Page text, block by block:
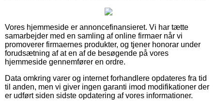
Vores hjemmeside er annoncefinansieret. Vi har tætte
samarbejder med en samling af online firmaer når vi
promoverer firmaernes produkter, og tjener honorar under
forudsætning af at en af de besøgende på vores
hjemmeside gennemfører en ordre.
Data omkring varer og internet forhandlere opdateres fra tid
til anden, men vi giver ingen garanti imod modifikationer der
er udført siden sidste opdatering af vores informationer.